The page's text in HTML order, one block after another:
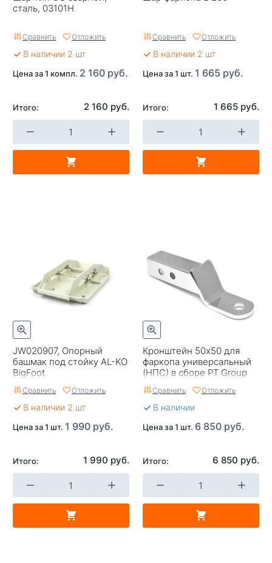
сталь, 03101H
Сравнить Отложить
В наличии 2 шт
Цена за 1 компл. 2 160 руб.
Итого: 2 160 руб.
Сравнить Отложить
В наличии 2 шт
Цена за 1 шт. 1 665 руб.
Итого: 1 665 руб.
JW020907, Опорный
башмак под стойку AL-KO
BigFoot
Сравнить Отложить
В наличии 2 шт
Цена за 1 шт. 1 990 руб.
Итого: 1 990 руб.
Кронштейн 50х50 для
фаркопа универсальный
(НПС) в сборе PT Group
Сравнить Отложить
В наличии
Цена за 1 шт. 6 850 руб.
Итого: 6 850 руб.